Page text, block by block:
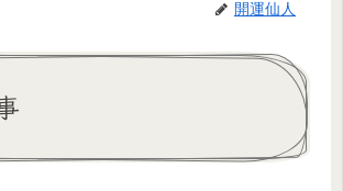
開運仙人